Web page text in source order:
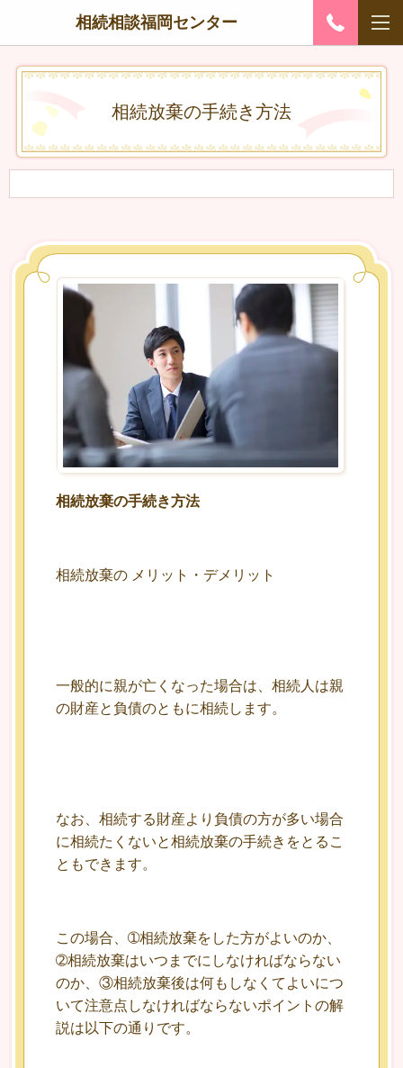
相続相談福岡センター
相続放棄の手続き方法
相続放棄の手続き方法
相続放棄の メリット・デメリット
一般的に親が亡くなった場合は、相続人は親
の財産と負債のともに相続します。
なお、相続する財産より負債の方が多い場合
に相続たくないと相続放棄の手続きをとるこ
ともできます。
この場合、➀相続放棄をした方がよいのか、
➁相続放棄はいつまでにしなければならない
のか、③相続放棄後は何もしなくてよいにつ
いて注意点しなければならないポイントの解
説は以下の通りです。